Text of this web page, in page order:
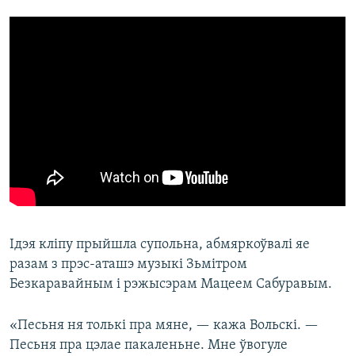
Ідэя кліпу прыйшла супольна, абмяркоўвалі яе
разам з прэс-аташэ музыкі Зьмітром
Безкаравайным і рэжысэрам Мацеем Сабуравым.
«Песьня ня толькі пра мяне, — кажа Вольскі. —
Песьня пра цэлае пакаленьне. Мне ўвогуле